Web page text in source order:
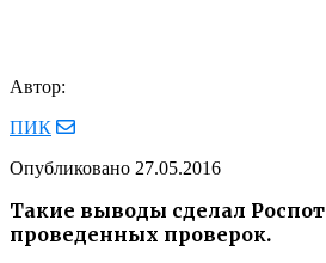
Автор:
ПИК
Опубликовано 27.05.2016
Такие выводы сделал
проведенных проверок.